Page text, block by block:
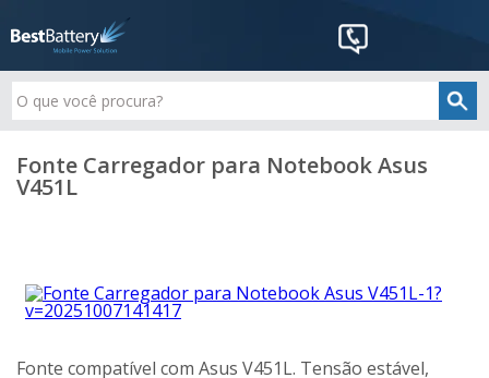
Fonte Carregador para Notebook Asus
V451L
Fonte compatível com Asus V451L. Tensão estável,